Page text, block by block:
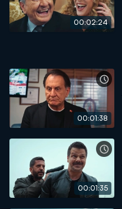
00:02:24
00:01:38
00:01:35